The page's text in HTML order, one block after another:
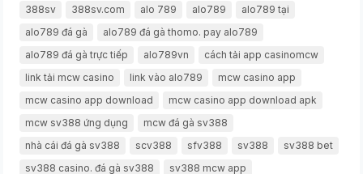
388sv 388sv.com alo 789 alo789
alo789 tại
alo789 đá gà
alo789 đá gà thomo. pay alo789
alo789 đá gà trực tiếp
alo789vn
cách tải app casinomcw
link tải mcw casino
link vào alo789
mcw casino app
mcw casino app download
mcw casino app download apk
mcw sv388 ứng dụng
mcw đá gà sv388
nhà cái đá gà sv388
scv388 sfv388 sv388
sv388 bet
sv388 casino. đá gà sv388
sv388 mcw app